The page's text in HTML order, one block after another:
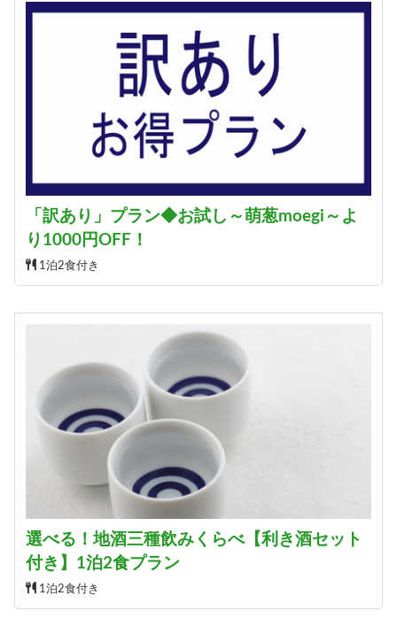
「訳あり」プラン◆お試し～萌葱moegi～よ
り1000円OFF！
1泊2食付き
選べる！地酒三種飲みくらべ【利き酒セット
付き】1泊2食プラン
1泊2食付き